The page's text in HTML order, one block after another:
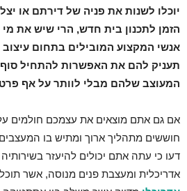
יוכלו לשנות את פניה של דירתם או
הזמן לתכנון בית חדש, הרי שיש את מי
אנשי המקצוע המובילים בתחום
תעניק להם את האפשרות להתחיל
המעוצב שלהם מבלי לוותר על אף פרט
אם גם אתם מוצאים את עצמכם חולמים
חוששים מתהליך ארוך ומתיש בו
דעו כי עתה אתם יכולים להיעזר
אדריכלית ומעצבת פנים מנוסה, אשר